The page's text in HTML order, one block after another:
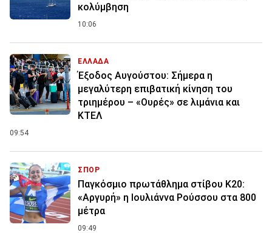
κολύμβηση
10:06
ΕΛΛΑΔΑ
Έξοδος Αυγούστου: Σήμερα η
μεγαλύτερη επιβατική κίνηση του
τριημέρου – «Ουρές» σε λιμάνια και
ΚΤΕΛ
09:54
ΣΠΟΡ
Παγκόσμιο πρωτάθλημα στίβου Κ20:
«Αργυρή» η Ιουλιάννα Ρούσσου στα 800
μέτρα
09:49